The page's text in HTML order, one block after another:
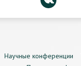
Научные конференции